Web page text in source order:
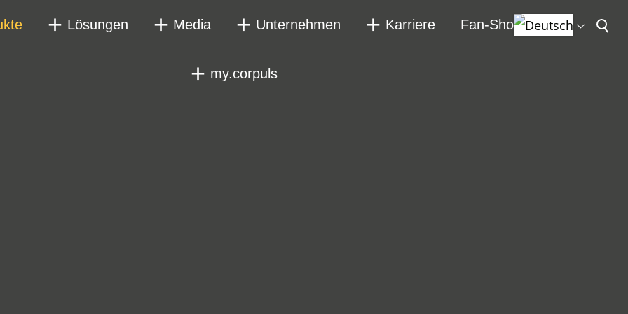
Lösungen Media Unternehmen Karriere Fan-Shop
my.corpuls